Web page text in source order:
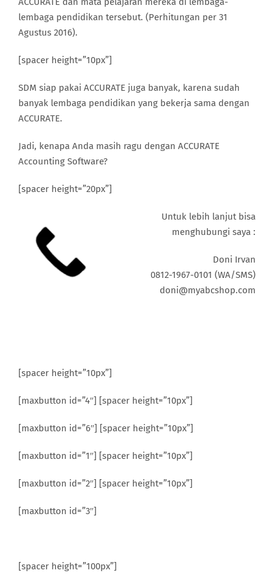
lembaga pendidikan tersebut. (Perhitungan per 31
Agustus 2016).
[spacer height=”10px”]
SDM siap pakai ACCURATE juga banyak, karena sudah
banyak lembaga pendidikan yang bekerja sama dengan
ACCURATE.
Jadi, kenapa Anda masih ragu dengan ACCURATE
Accounting Software?
[spacer height=”20px”]
Untuk lebih lanjut bisa
menghubungi saya :
Doni Irvan
0812-1967-0101 (WA/SMS)
doni@myabcshop.com
[spacer height=”10px”]
[maxbutton id=”4″] [spacer height=”10px”]
[maxbutton id=”6″] [spacer height=”10px”]
[maxbutton id=”1″] [spacer height=”10px”]
[maxbutton id=”2″] [spacer height=”10px”]
[maxbutton id=”3″]
[spacer height=”100px”]